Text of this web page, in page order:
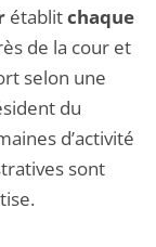
établitchaque
de la cour et
selon une
du
d’activité
sont